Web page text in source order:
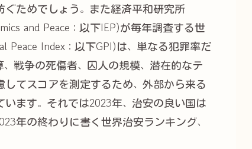
ぐためでしょう。また経済平和研究所
and Peace：以下IEP)が毎年調査する世
Peace Index：以下GPI)は、単なる犯罪率だ
戦争の死傷者、囚人の規模、潜在的なテ
してスコアを測定するため、外部から来る
ます。それでは2023年、治安の良い国は
年の終わりに書く世界治安ランキング、